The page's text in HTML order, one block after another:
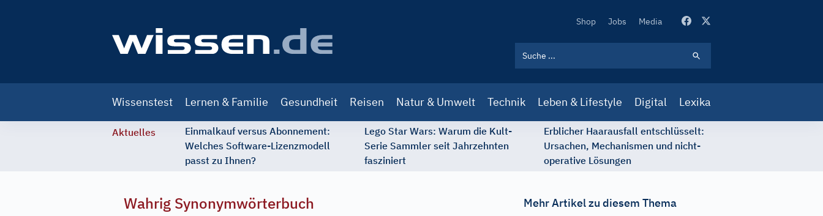
Secondary
Shop Jobs Media
navigation
Wissenstest Lernen & Familie Gesundheit Reisen Natur & Umwelt Technik Leben & Lifestyle Digital Lexika
Aktuelles
Einmalkauf versus Abonnement:
Welches Software-Lizenzmodell
passt zu Ihnen?
Lego Star Wars: Warum die Kult-
Serie Sammler seit Jahrzehnten
fasziniert
Erblicher Haarausfall entschlüsselt:
Ursachen, Mechanismen und nicht-
operative Lösungen
Wahrig Synonymwörterbuch Mehr Artikel zu diesem Thema